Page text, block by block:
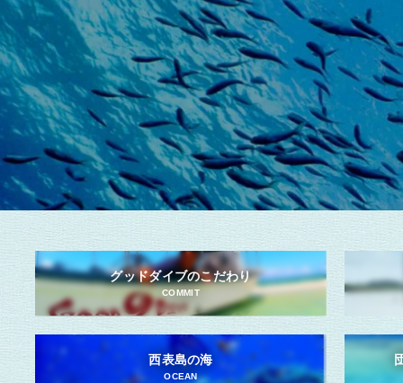
グッドダイブのこだわり
COMMIT
西表島の海
OCEAN